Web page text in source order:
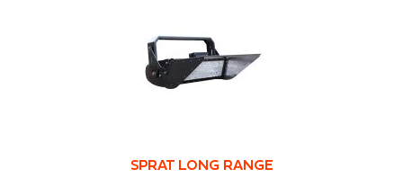
SPRAT LONG RANGE